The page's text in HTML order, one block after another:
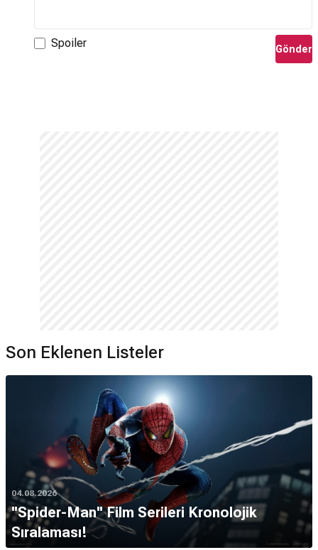
Spoiler Gönder
Son Eklenen Listeler
04.08.2026
''Spider-Man'' Film Serileri Kronolojik
Sıralaması!